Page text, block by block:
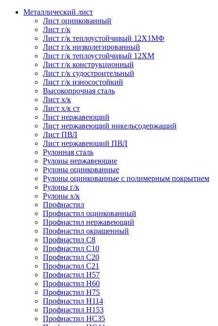
Металлический лист
Лист оцинкованный
Лист г/к
Лист г/к теплоустойчивый 12Х1МФ
Лист г/к низколегированный
Лист г/к теплоустойчивый 12ХМ
Лист г/к конструкционный
Лист г/к судостроительный
Лист г/к износостойкий
Высокопрочная сталь
Лист х/к
Лист х/к ст
Лист нержавеющий
Лист нержавеющий никельсодержащий
Лист ПВЛ
Лист нержавеющий ПВЛ
Рулонная сталь
Рулоны нержавеющие
Рулоны оцинкованные
Рулоны оцинкованные с полимерным покрытием
Рулоны г/к
Рулоны х/к
Профнастил
Профнастил оцинкованный
Профнастил нержавеющий
Профнастил окрашенный
Профнастил С8
Профнастил С10
Профнастил С20
Профнастил С21
Профнастил Н57
Профнастил Н60
Профнастил Н75
Профнастил Н114
Профнастил Н153
Профнастил НС35